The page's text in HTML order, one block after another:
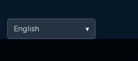
English